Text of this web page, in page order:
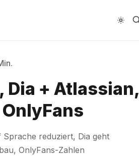
ein
Dia + Atlassian,
reduziert, Dia geht
OnlyFans-Zahlen